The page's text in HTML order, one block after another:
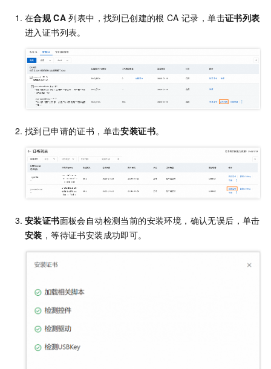
在合规 CA 列表中，找到已创建的根 CA 记录，单击证书列表
进入证书列表。
找到已申请的证书，单击安装证书。
安装证书面板会自动检测当前的安装环境，确认无误后，单击
安装 ，等待证书安装成功即可。